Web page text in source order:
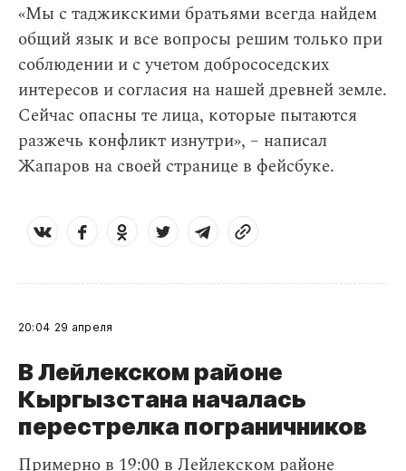
«Мы с таджикскими братьями всегда найдем
общий язык и все вопросы решим только при
соблюдении и с учетом добрососедских
интересов и согласия на нашей древней земле.
Сейчас опасны те лица, которые пытаются
разжечь конфликт изнутри», – написал
Жапаров на своей странице в фейсбуке.
20:04 29 апреля
В Лейлекском районе
Кыргызстана началась
перестрелка пограничников
Примерно в 19:00 в Лейлекском районе